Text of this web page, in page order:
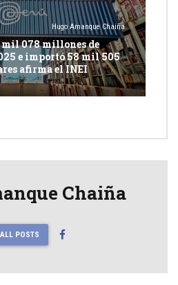
Hugo Amanque Chaiña
mil 078 millones de
e importó 58 mil 505
afirma el INEI
Chaiña
POSTS